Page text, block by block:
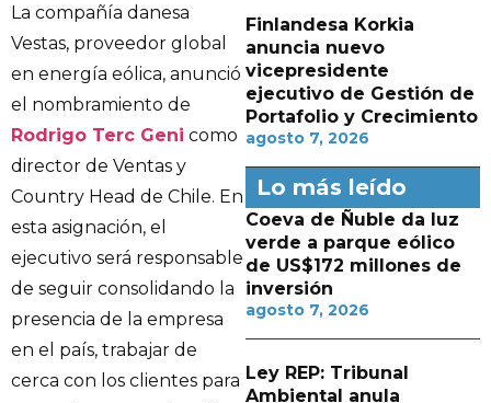
La compañía danesa
Vestas, proveedor global
en energía eólica, anunció
el nombramiento de
Rodrigo Terc Geni como
director de Ventas y
Country Head de Chile. En
esta asignación, el
ejecutivo será responsable
de seguir consolidando la
presencia de la empresa
en el país, trabajar de
cerca con los clientes para
Finlandesa Korkia
anuncia nuevo
vicepresidente
ejecutivo de Gestión de
Portafolio y Crecimiento
agosto 7, 2026
Lo más leído
Coeva de Ñuble da luz
verde a parque eólico
de US$172 millones de
inversión
agosto 7, 2026
Ley REP: Tribunal
Ambiental anula